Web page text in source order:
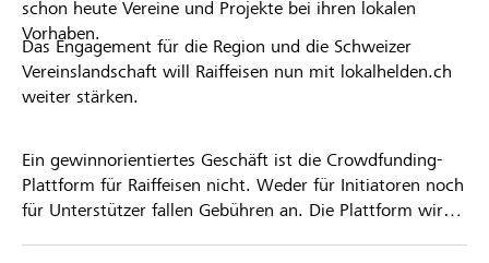
schon heute Vereine und Projekte bei ihren lokalen
Vorhaben.
Das Engagement für die Region und die Schweizer
Vereinslandschaft will Raiffeisen nun mit lokalhelden.ch
weiter stärken.
Ein gewinnorientiertes Geschäft ist die Crowdfunding-
Plattform für Raiffeisen nicht. Weder für Initiatoren noch
für Unterstützer fallen Gebühren an. Die Plattform wird